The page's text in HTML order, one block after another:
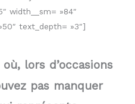
width__sm= »84″
text_depth= »3″]
où, lors d’occasions
pas manquer